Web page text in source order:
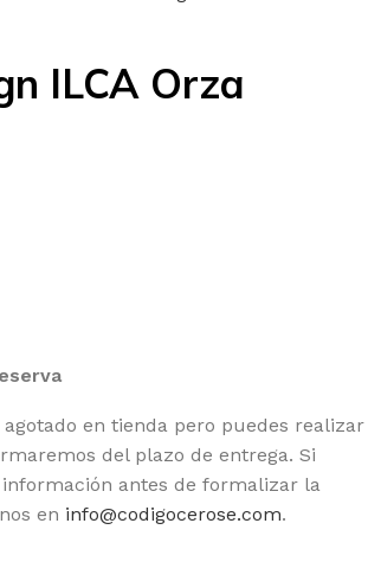
ILCA Orza
en tienda pero puedes realizar
del plazo de entrega. Si
antes de formalizar la
en info@codigocerose.com.